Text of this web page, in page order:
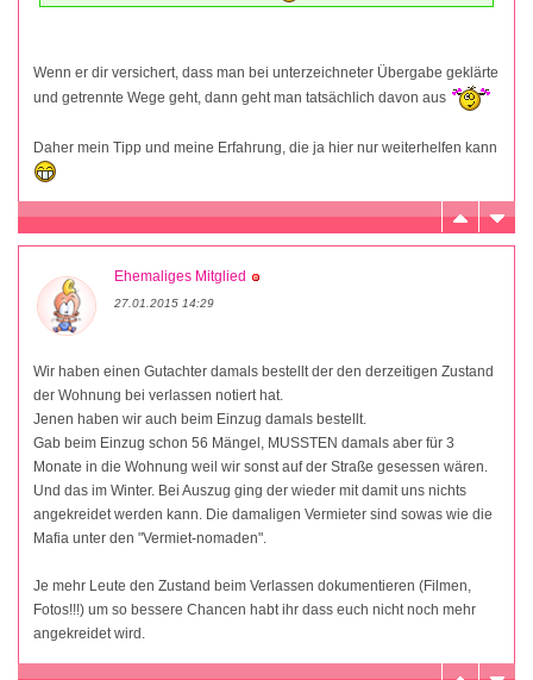
Wenn er dir versichert, dass man bei unterzeichneter Übergabe geklärte
und getrennte Wege geht, dann geht man tatsächlich davon aus
Daher mein Tipp und meine Erfahrung, die ja hier nur weiterhelfen kann
Ehemaliges Mitglied
27.01.2015 14:29
Wir haben einen Gutachter damals bestellt der den derzeitigen Zustand
der Wohnung bei verlassen notiert hat.
Jenen haben wir auch beim Einzug damals bestellt.
Gab beim Einzug schon 56 Mängel, MUSSTEN damals aber für 3
Monate in die Wohnung weil wir sonst auf der Straße gesessen wären.
Und das im Winter. Bei Auszug ging der wieder mit damit uns nichts
angekreidet werden kann. Die damaligen Vermieter sind sowas wie die
Mafia unter den "Vermiet-nomaden".
Je mehr Leute den Zustand beim Verlassen dokumentieren (Filmen,
Fotos!!!) um so bessere Chancen habt ihr dass euch nicht noch mehr
angekreidet wird.